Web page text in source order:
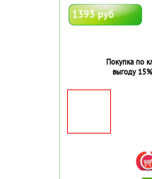
1393 руб
Покупка по
выгоду